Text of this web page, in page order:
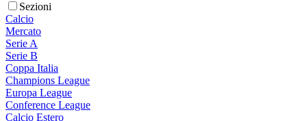
Sezioni
Calcio
Mercato
Serie A
Serie B
Coppa Italia
Champions League
Europa League
Conference League
Calcio Estero